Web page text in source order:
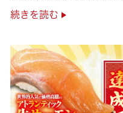
続きを読む